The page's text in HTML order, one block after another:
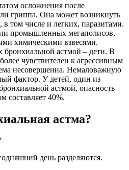
осложнения после
гриппа. Она может возникнуть
в том числе и легких, паразитами.
промышленных мегаполисов,
химическими взвесями.
астмой – дети. В
чувствителен к агрессивным
несовершенна. Немаловажную
фактор. У детей, один из
астмой, опасность
составляет 40%.
астма?
день разделяются.